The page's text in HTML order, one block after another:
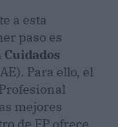
a esta
paso es
Para ello, el
mejores
de FP ofrece